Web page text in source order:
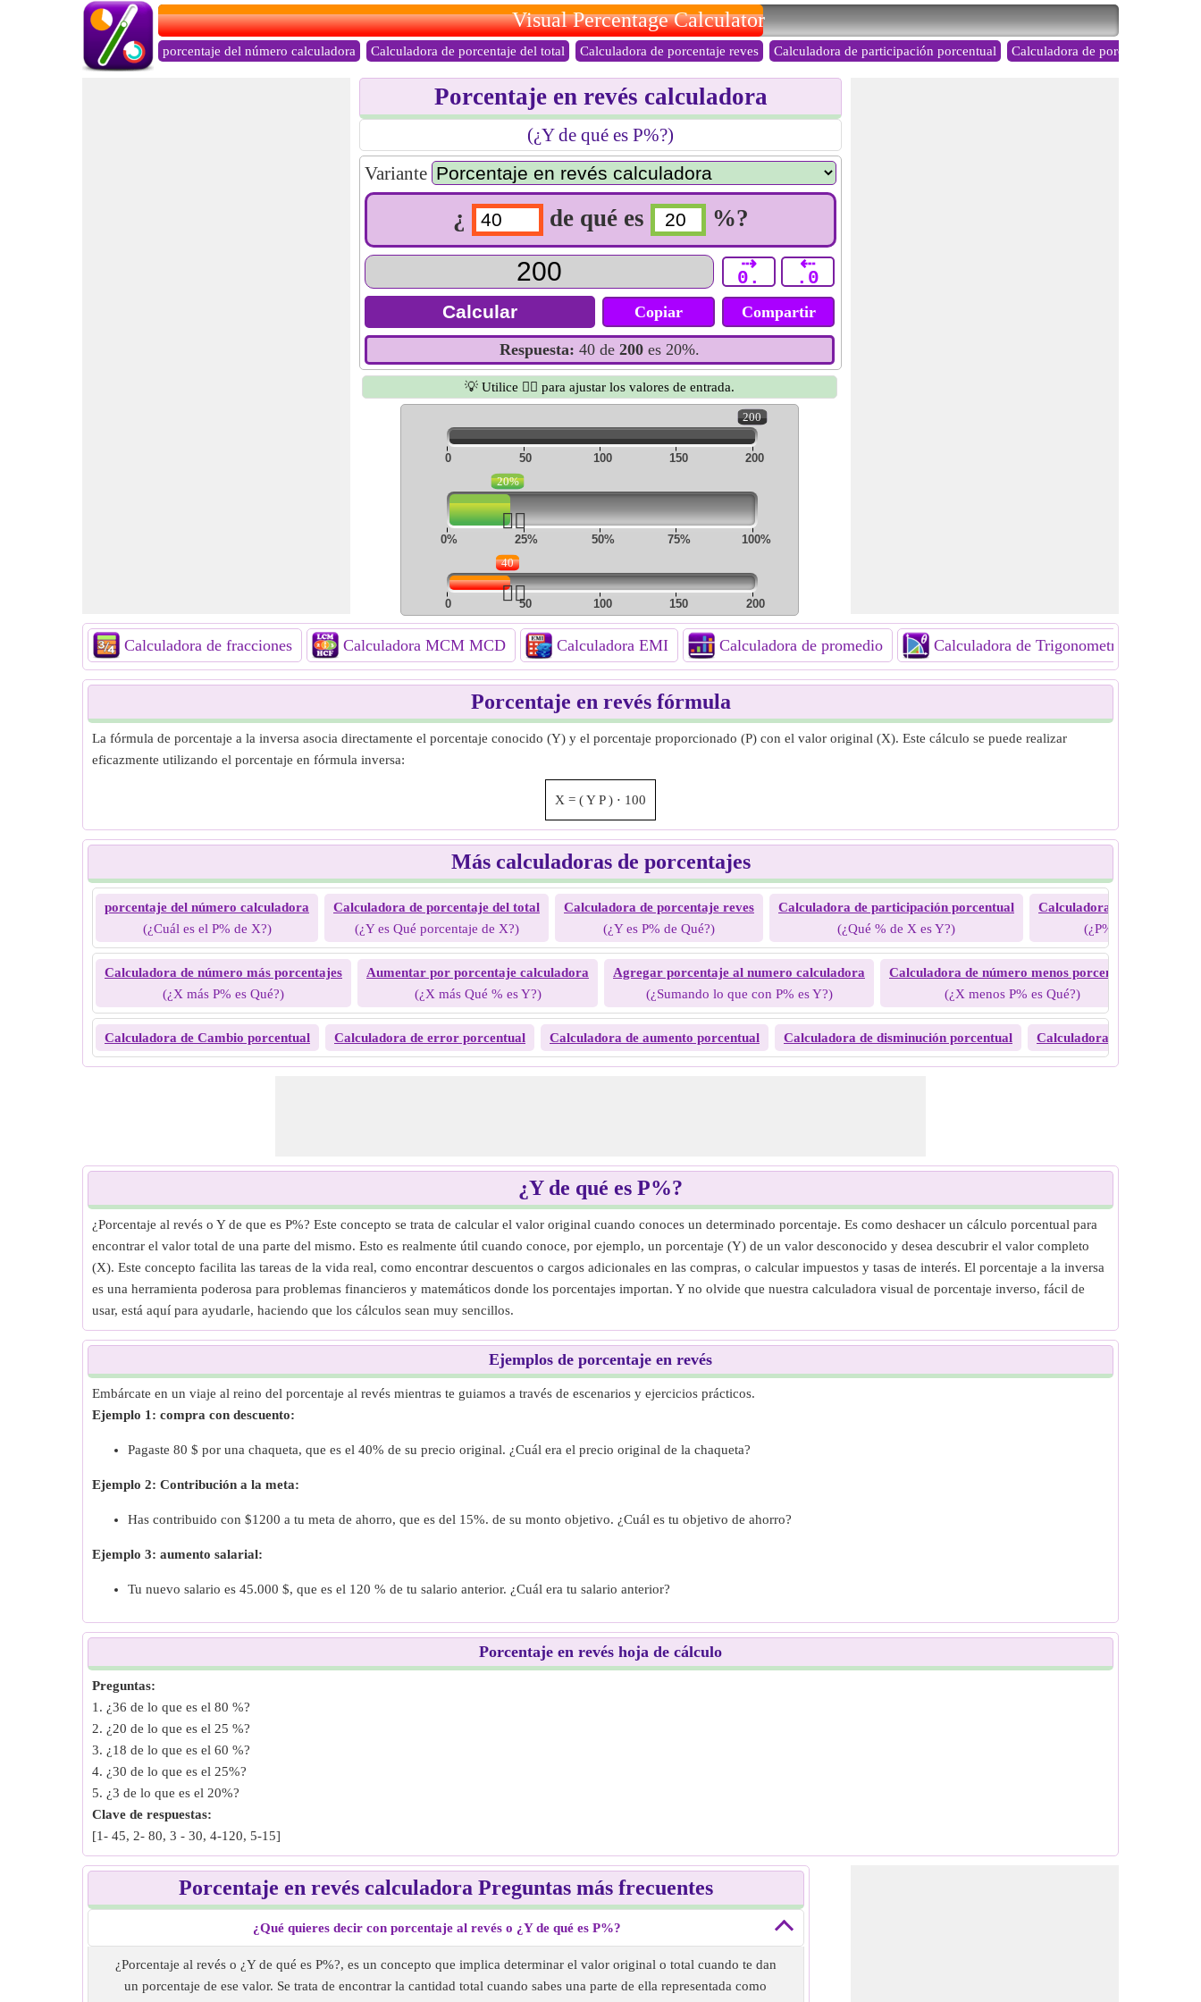
Visual Percentage Calculator
porcentaje del número calculadora Calculadora de porcentaje del total Calculadora de porcentaje reves Calculadora de participación porcentual Calculadora de porcentaje inverso
Porcentaje en revés calculadora
(¿Y de qué es P%?)
Variante
¿ de qué es %?
⇢
0.
⇠
.0
Copiar Compartir
Respuesta: 40 de 200 es 20%.
💡 Utilice 👆🏻 para ajustar los valores de entrada.
200
0 50 100 150
200
20%
👆🏻
0% 25% 50% 75%
100%
40
👆🏻
0 50 100 150 200
Calculadora de fracciones Calculadora MCM MCD Calculadora EMI Calculadora de promedio Calculadora de Trigonometría
Porcentaje en revés fórmula
La fórmula de porcentaje a la inversa asocia directamente el porcentaje conocido (Y) y el porcentaje proporcionado (P) con el valor original (X). Este cálculo se puede realizar
eficazmente utilizando el porcentaje en fórmula inversa:
X = (Y P ) ⋅ 100
Más calculadoras de porcentajes
porcentaje del número calculadora
(¿Cuál es el P% de X?)
Calculadora de porcentaje del total
(¿Y es Qué porcentaje de X?)
Calculadora de porcentaje reves
(¿Y es P% de Qué?)
Calculadora de participación porcentual
(¿Qué % de X es Y?)
Calculadora de porcentaje
(¿P% de Qué es Y?)
Calculadora de número más porcentajes
(¿X más P% es Qué?)
Aumentar por porcentaje calculadora
(¿X más Qué % es Y?)
Agregar porcentaje al numero calculadora
(¿Sumando lo que con P% es Y?)
Calculadora de número menos porcentaje
(¿X menos P% es Qué?)
Calculadora de Cambio porcentual Calculadora de error porcentual Calculadora de aumento porcentual Calculadora de disminución porcentual Calculadora de
¿Y de qué es P%?
¿Porcentaje al revés o Y de que es P%? Este concepto se trata de calcular el valor original cuando conoces un determinado porcentaje. Es como deshacer un cálculo porcentual para
encontrar el valor total de una parte del mismo. Esto es realmente útil cuando conoce, por ejemplo, un porcentaje (Y) de un valor desconocido y desea descubrir el valor completo
(X). Este concepto facilita las tareas de la vida real, como encontrar descuentos o cargos adicionales en las compras, o calcular impuestos y tasas de interés. El porcentaje a la inversa
es una herramienta poderosa para problemas financieros y matemáticos donde los porcentajes importan. Y no olvide que nuestra calculadora visual de porcentaje inverso, fácil de
usar, está aquí para ayudarle, haciendo que los cálculos sean muy sencillos.
Ejemplos de porcentaje en revés
Embárcate en un viaje al reino del porcentaje al revés mientras te guiamos a través de escenarios y ejercicios prácticos.
Ejemplo 1: compra con descuento:
Pagaste 80 $ por una chaqueta, que es el 40% de su precio original. ¿Cuál era el precio original de la chaqueta?
Ejemplo 2: Contribución a la meta:
Has contribuido con $1200 a tu meta de ahorro, que es del 15%. de su monto objetivo. ¿Cuál es tu objetivo de ahorro?
Ejemplo 3: aumento salarial:
Tu nuevo salario es 45.000 $, que es el 120 % de tu salario anterior. ¿Cuál era tu salario anterior?
Porcentaje en revés hoja de cálculo
Preguntas:
1. ¿36 de lo que es el 80 %?
2. ¿20 de lo que es el 25 %?
3. ¿18 de lo que es el 60 %?
4. ¿30 de lo que es el 25%?
5. ¿3 de lo que es el 20%?
Clave de respuestas:
[1- 45, 2- 80, 3 - 30, 4-120, 5-15]
Porcentaje en revés calculadora Preguntas más frecuentes
¿Qué quieres decir con porcentaje al revés o ¿Y de qué es P%?
¿Porcentaje al revés o ¿Y de qué es P%?, es un concepto que implica determinar el valor original o total cuando te dan
un porcentaje de ese valor. Se trata de encontrar la cantidad total cuando sabes una parte de ella representada como